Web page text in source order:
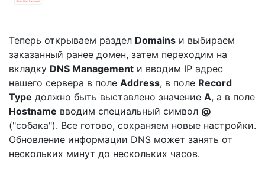
Теперь открываем раздел Domains и выбираем
заказанный ранее домен, затем переходим на
вкладку DNS Management и вводим IP адрес
нашего сервера в поле Address, в поле Record
Type должно быть выставлено значение A, а в поле
Hostname вводим специальный символ @
("собака"). Все готово, сохраняем новые настройки.
Обновление информации DNS может занять от
нескольких минут до нескольких часов.